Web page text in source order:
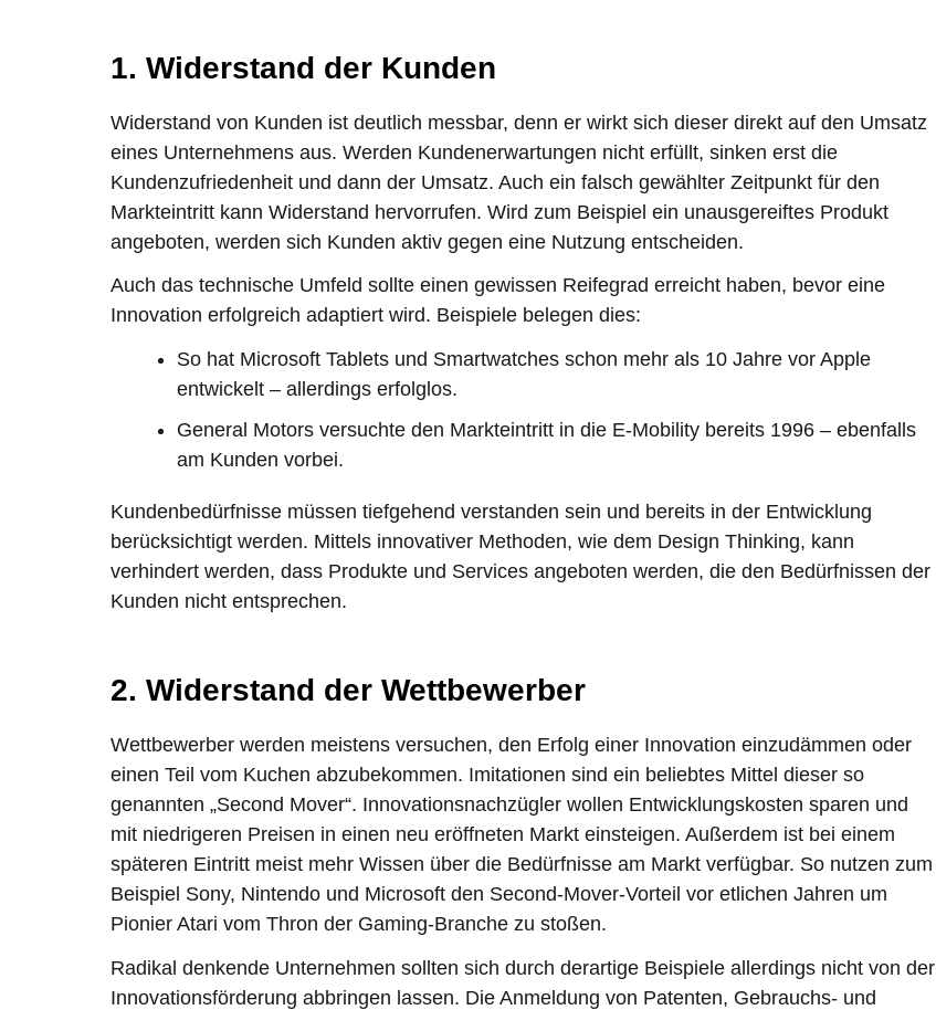
1. Widerstand der Kunden
Widerstand von Kunden ist deutlich messbar, denn er wirkt sich dieser direkt auf den Umsatz
eines Unternehmens aus. Werden Kundenerwartungen nicht erfüllt, sinken erst die
Kundenzufriedenheit und dann der Umsatz. Auch ein falsch gewählter Zeitpunkt für den
Markteintritt kann Widerstand hervorrufen. Wird zum Beispiel ein unausgereiftes Produkt
angeboten, werden sich Kunden aktiv gegen eine Nutzung entscheiden.
Auch das technische Umfeld sollte einen gewissen Reifegrad erreicht haben, bevor eine
Innovation erfolgreich adaptiert wird. Beispiele belegen dies:
So hat Microsoft Tablets und Smartwatches schon mehr als 10 Jahre vor Apple
entwickelt – allerdings erfolglos.
General Motors versuchte den Markteintritt in die E-Mobility bereits 1996 – ebenfalls
am Kunden vorbei.
Kundenbedürfnisse müssen tiefgehend verstanden sein und bereits in der Entwicklung
berücksichtigt werden. Mittels innovativer Methoden, wie dem Design Thinking, kann
verhindert werden, dass Produkte und Services angeboten werden, die den Bedürfnissen der
Kunden nicht entsprechen.
2. Widerstand der Wettbewerber
Wettbewerber werden meistens versuchen, den Erfolg einer Innovation einzudämmen oder
einen Teil vom Kuchen abzubekommen. Imitationen sind ein beliebtes Mittel dieser so
genannten „Second Mover“. Innovationsnachzügler wollen Entwicklungskosten sparen und
mit niedrigeren Preisen in einen neu eröffneten Markt einsteigen. Außerdem ist bei einem
späteren Eintritt meist mehr Wissen über die Bedürfnisse am Markt verfügbar. So nutzen zum
Beispiel Sony, Nintendo und Microsoft den Second-Mover-Vorteil vor etlichen Jahren um
Pionier Atari vom Thron der Gaming-Branche zu stoßen.
Radikal denkende Unternehmen sollten sich durch derartige Beispiele allerdings nicht von der
Innovationsförderung abbringen lassen. Die Anmeldung von Patenten, Gebrauchs- und